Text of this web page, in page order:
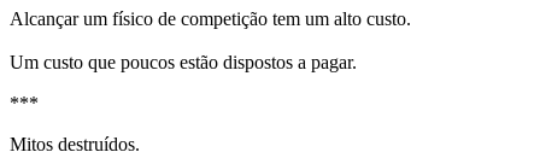
Alcançar um físico de competição tem um alto custo.
Um custo que poucos estão dispostos a pagar.
***
Mitos destruídos.